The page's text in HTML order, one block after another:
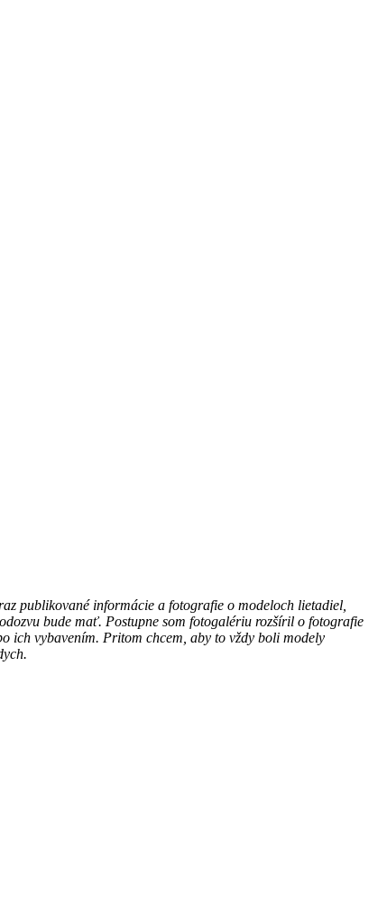
publikované informácie a fotografie o modeloch lietadiel,
bude mať. Postupne som fotogalériu rozšíril o fotografie
ich vybavením. Pritom chcem, aby to vždy boli modely